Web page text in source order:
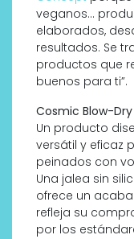
veganos…
elaborados,
resultados. Se
productos que
buenos para ti”.
Cosmic Blow-
Un producto
versátil y eficaz
peinados con
Una jalea sin
ofrece un
refleja su
por los